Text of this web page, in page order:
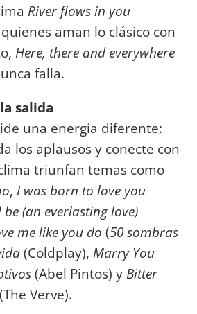
River flows in you
aman lo clásico con
Here, there and everywhere
falla.
salida
una energía diferente:
los aplausos y conecte con
triunfan temas como
, I was born to love you
be (an everlasting love)
me like you do (50 sombras
(Coldplay), Marry You
(Abel Pintos) y Bitter
Verve).